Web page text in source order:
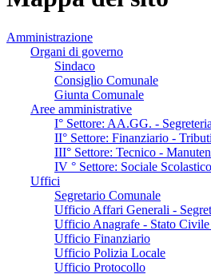
Amministrazione
Organi di governo
Sindaco
Consiglio Comunale
Giunta Comunale
Aree amministrative
I° Settore: AA.GG. -
II° Settore: Finanziario - Tributi
III° Settore: Tecnico -
IV ° Settore: Sociale
Uffici
Segretario Comunale
Ufficio Affari Generali -
Ufficio Anagrafe - Stato
Ufficio Finanziario
Ufficio Polizia Locale
Ufficio Protocollo